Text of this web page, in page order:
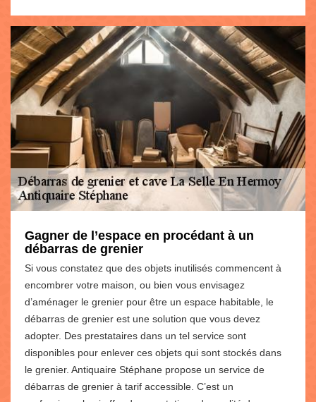
Gagner de l’espace en procédant à un
débarras de grenier
Si vous constatez que des objets inutilisés commencent à
encombrer votre maison, ou bien vous envisagez
d’aménager le grenier pour être un espace habitable, le
débarras de grenier est une solution que vous devez
adopter. Des prestataires dans un tel service sont
disponibles pour enlever ces objets qui sont stockés dans
le grenier. Antiquaire Stéphane propose un service de
débarras de grenier à tarif accessible. C’est un